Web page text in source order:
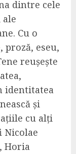
dintre cele
Cu o
proză, eseu,
reușește
identitatea
și
cu alți
Nicolae
Horia